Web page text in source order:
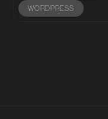
WORDPRESS